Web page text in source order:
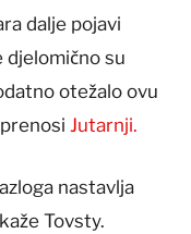
dalje pojavi
su
otežalo ovu
Jutarnji.
nastavlja
Tovsty.